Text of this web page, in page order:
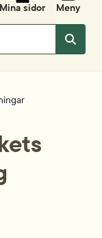
Mina sidor Meny
Sök